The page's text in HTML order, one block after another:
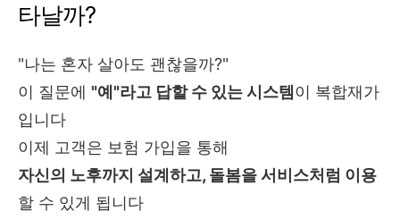
타날까?
"나는 혼자 살아도 괜찮을까?"
이 질문에 "예"라고 답할 수 있는 시스템 이 복합재가
입니다
이제 고객은 보험 가입을 통해
자신의 노후까지 설계하고, 돌봄을 서비스처럼 이용
할 수 있게 됩니다